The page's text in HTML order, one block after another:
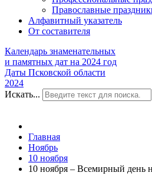
Православные
Алфавитный указатель
От составителя
Календарь знаменательных
и памятных дат на 2024 год
Даты Псковской области
2024
Искать...
Главная
Ноябрь
10 ноября
10 ноября – Всемирный день